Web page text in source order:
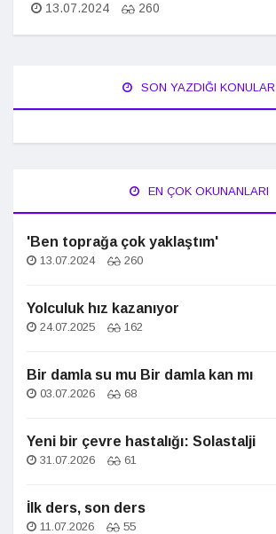
13.07.2024 260
SON YAZDIĞI KONULAR
EN ÇOK OKUNANLARI
'Ben toprağa çok yaklaştım'
13.07.2024 260
Yolculuk hız kazanıyor
24.07.2025 162
Bir damla su mu Bir damla kan mı
03.07.2026 68
Yeni bir çevre hastalığı: Solastalji
31.07.2026 61
İlk ders, son ders
11.07.2026 55